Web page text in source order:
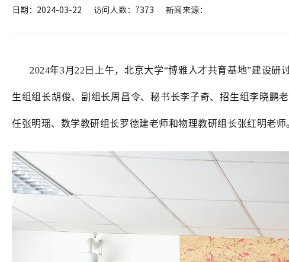
日期：2024-03-22 访问人数：7373 新闻来源：
2024年3月22日上午，北京大学“博雅人才共育基地”建设
生组组长胡俊、副组长周昌令、秘书长李子奇、招生组李晓鹏
任张明瑶、数学教研组长罗德建老师和物理教研组长张红明老师